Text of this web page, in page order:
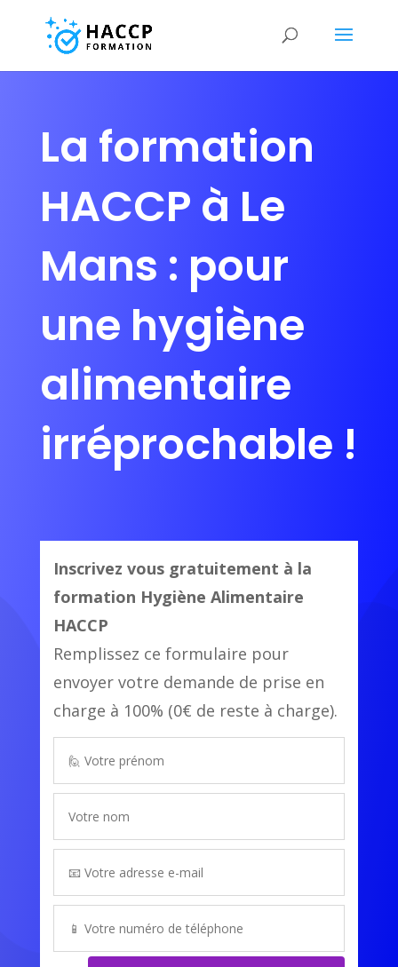
La formation
HACCP à Le
Mans : pour
une hygiène
alimentaire
irréprochable !
Inscrivez vous gratuitement à la
formation Hygiène Alimentaire
HACCP
Remplissez ce formulaire pour
envoyer votre demande de prise en
charge à 100% (0€ de reste à charge).